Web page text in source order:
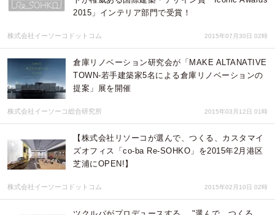
2015」インテリア部門で受賞！
株式会社イーソーコドットコム 2015年07月30日 02時
倉庫リノベーション研究会が「MAKE ALTANATIVE
TOWN-若手建築家5名による倉庫リノベーションの
提案」展を開催
株式会社イーソーコ総合研究所 2015年03月12日 01時
【株式会社リソーコが選んで、つくる、カスタマイ
ズオフィス「co-ba Re-SOHKO」を2015年2月港区
芝浦にOPEN!】
株式会社イーソーコドットコム 2015年02月10日 02時